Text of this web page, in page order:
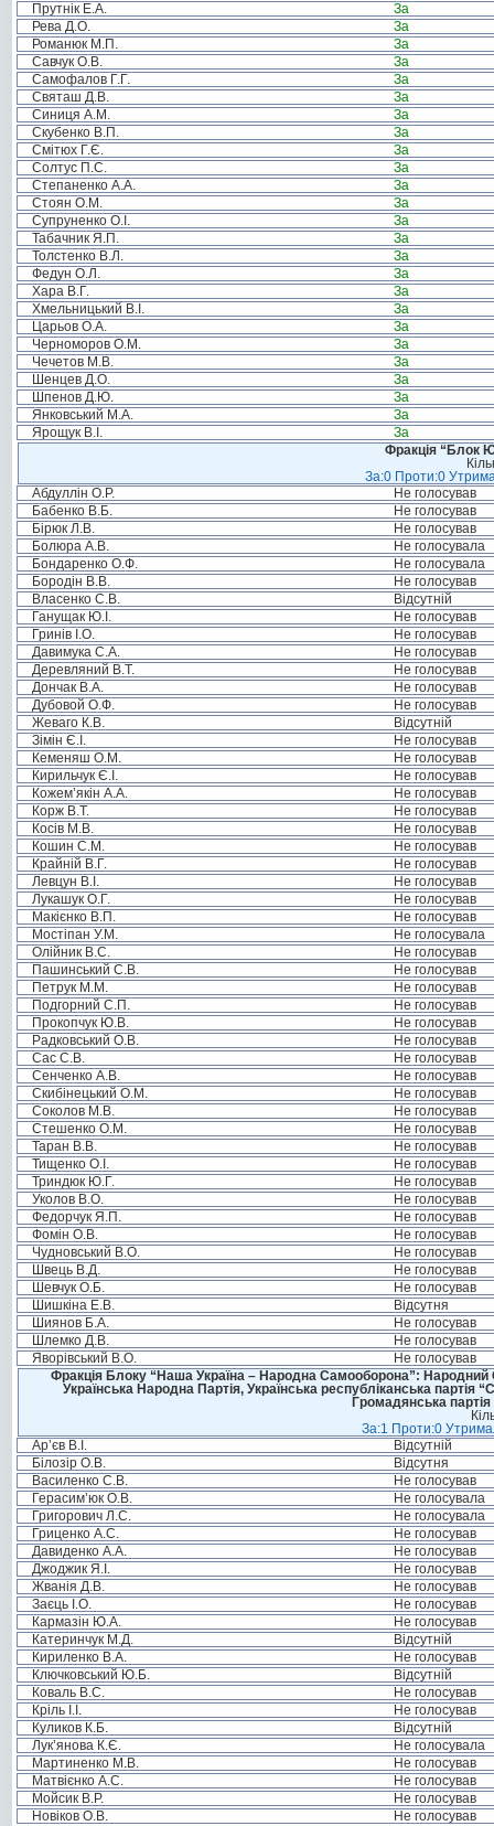
Прутнік Е.А.
За
Рева Д.О.
За
Романюк М.П.
За
Савчук О.В.
За
Самофалов Г.Г.
За
Святаш Д.В.
За
Синиця А.М.
За
Скубенко В.П.
За
Смітюх Г.Є.
За
Солтус П.С.
За
Степаненко А.А.
За
Стоян О.М.
За
Супруненко О.І.
За
Табачник Я.П.
За
Толстенко В.Л.
За
Федун О.Л.
За
Хара В.Г.
За
Хмельницький В.І.
За
Царьов О.А.
За
Черноморов О.М.
За
Чечетов М.В.
За
Шенцев Д.О.
За
Шпенов Д.Ю.
За
Янковський М.А.
За
Ярощук В.І.
За
Фракція “Блок
За:0 Проти:0
Абдуллін О.Р.
Не голосував
Бабенко В.Б.
Не голосував
Бірюк Л.В.
Не голосував
Болюра А.В.
Не голосувала
Бондаренко О.Ф.
Не голосувала
Бородін В.В.
Не голосував
Власенко С.В.
Відсутній
Ганущак Ю.І.
Не голосував
Гринів І.О.
Не голосував
Давимука С.А.
Не голосував
Деревляний В.Т.
Не голосував
Дончак В.А.
Не голосував
Дубовой О.Ф.
Не голосував
Жеваго К.В.
Відсутній
Зімін Є.І.
Не голосував
Кеменяш О.М.
Не голосував
Кирильчук Є.І.
Не голосував
Кожем’якін А.А.
Не голосував
Корж В.Т.
Не голосував
Косів М.В.
Не голосував
Кошин С.М.
Не голосував
Крайній В.Г.
Не голосував
Левцун В.І.
Не голосував
Лукашук О.Г.
Не голосував
Макієнко В.П.
Не голосував
Мостіпан У.М.
Не голосувала
Олійник В.С.
Не голосував
Пашинський С.В.
Не голосував
Петрук М.М.
Не голосував
Подгорний С.П.
Не голосував
Прокопчук Ю.В.
Не голосував
Радковський О.В.
Не голосував
Сас С.В.
Не голосував
Сенченко А.В.
Не голосував
Скибінецький О.М.
Не голосував
Соколов М.В.
Не голосував
Стешенко О.М.
Не голосував
Таран В.В.
Не голосував
Тищенко О.І.
Не голосував
Триндюк Ю.Г.
Не голосував
Уколов В.О.
Не голосував
Федорчук Я.П.
Не голосував
Фомін О.В.
Не голосував
Чудновський В.О.
Не голосував
Швець В.Д.
Не голосував
Шевчук О.Б.
Не голосував
Шишкіна Е.В.
Відсутня
Шиянов Б.А.
Не голосував
Шлемко Д.В.
Не голосував
Яворівський В.О.
Не голосував
Фракція Блоку “Наша Україна – Народна Самооборона”: Народний
Українська Народна Партія, Українська республіканська
Громадянська
За:1 Проти:0
Ар’єв В.І.
Відсутній
Білозір О.В.
Відсутня
Василенко С.В.
Не голосував
Герасим’юк О.В.
Не голосувала
Григорович Л.С.
Не голосувала
Гриценко А.С.
Не голосував
Давиденко А.А.
Не голосував
Джоджик Я.І.
Не голосував
Жванія Д.В.
Не голосував
Заєць І.О.
Не голосував
Кармазін Ю.А.
Не голосував
Катеринчук М.Д.
Відсутній
Кириленко В.А.
Не голосував
Ключковський Ю.Б.
Відсутній
Коваль В.С.
Не голосував
Кріль І.І.
Не голосував
Куликов К.Б.
Відсутній
Лук’янова К.Є.
Не голосувала
Мартиненко М.В.
Не голосував
Матвієнко А.С.
Не голосував
Мойсик В.Р.
Не голосував
Новіков О.В.
Не голосував